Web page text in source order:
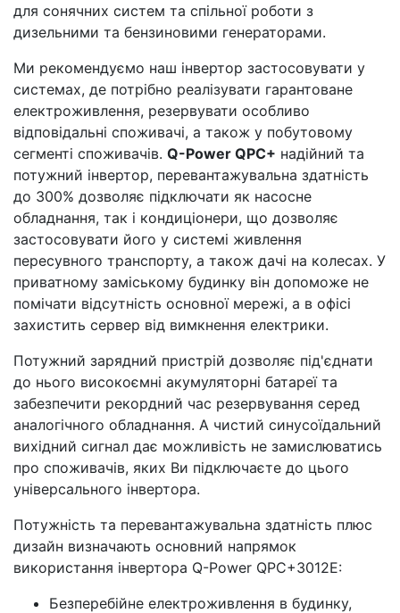
для сонячних систем та спільної роботи з
дизельними та бензиновими генераторами.
Ми рекомендуємо наш інвертор застосовувати у
системах, де потрібно реалізувати гарантоване
електроживлення, резервувати особливо
відповідальні споживачі, а також у побутовому
сегменті споживачів. Q-Power QPC+ надійний та
потужний інвертор, перевантажувальна здатність
до 300% дозволяє підключати як насосне
обладнання, так і кондиціонери, що дозволяє
застосовувати його у системі живлення
пересувного транспорту, а також дачі на колесах. У
приватному заміському будинку він допоможе не
помічати відсутність основної мережі, а в офісі
захистить сервер від вимкнення електрики.
Потужний зарядний пристрій дозволяє під'єднати
до нього високоємні акумуляторні батареї та
забезпечити рекордний час резервування серед
аналогічного обладнання. А чистий синусоїдальний
вихідний сигнал дає можливість не замислюватись
про споживачів, яких Ви підключаєте до цього
універсального інвертора.
Потужність та перевантажувальна здатність плюс
дизайн визначають основний напрямок
використання інвертора Q-Power QPC+3012E:
Безперебійне електроживлення в будинку,